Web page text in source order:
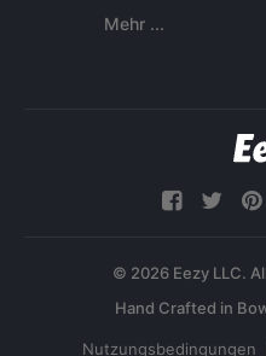
Mehr ...
© 2026 Eezy LLC.
Nutzungsbedingungen